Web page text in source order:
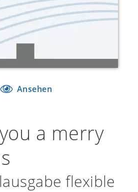
Ansehen
a merry
flexible